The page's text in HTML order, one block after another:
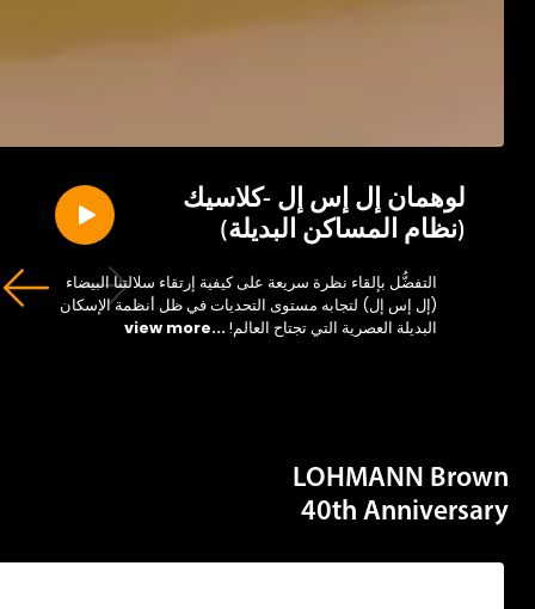
لوهمان إل إس إل -كلاسيك
(نظام المساكن البديلة)
التفضُّل بإلقاء نظرة سريعة على كيفية إرتقاء سلالتنا البيضاء
(إل إس إل) لتجابه مستوى التحديات في ظل أنظمة الإسكان
البديلة العصرية التي تجتاح العالم!...view more
LOHMANN
40th